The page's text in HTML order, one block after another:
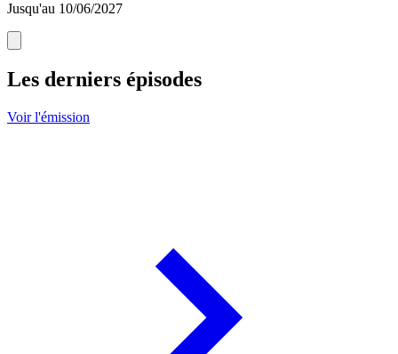
Jusqu'au 10/06/2027
Les derniers épisodes
Voir l'émission